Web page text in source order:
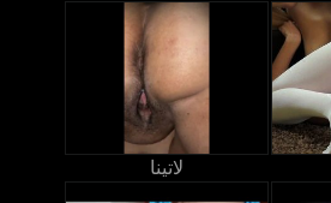
لاتينا